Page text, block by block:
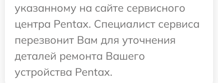
указанному на сайте сервисного
центра Pentax. Специалист сервиса
перезвонит Вам для уточнения
деталей ремонта Вашего
устройства Pentax.